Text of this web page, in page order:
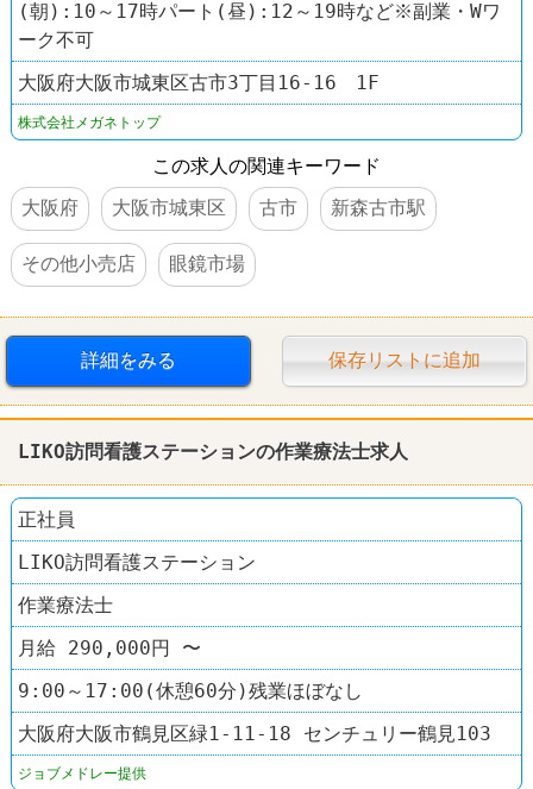
(朝):10～17時パート(昼):12～19時など※副業・Wワ
ーク不可
大阪府大阪市城東区古市3丁目16‐16 1F
株式会社メガネトップ
この求人の関連キーワード
大阪府
大阪市城東区 古市 新森古市駅
その他小売店 眼鏡市場
詳細をみる 保存リストに追加
LIKO訪問看護ステーションの作業療法士求人
正社員
LIKO訪問看護ステーション
作業療法士
月給 290,000円 〜
9:00～17:00(休憩60分)残業ほぼなし
大阪府大阪市鶴見区緑1-11-18 センチュリー鶴見103
ジョブメドレー提供